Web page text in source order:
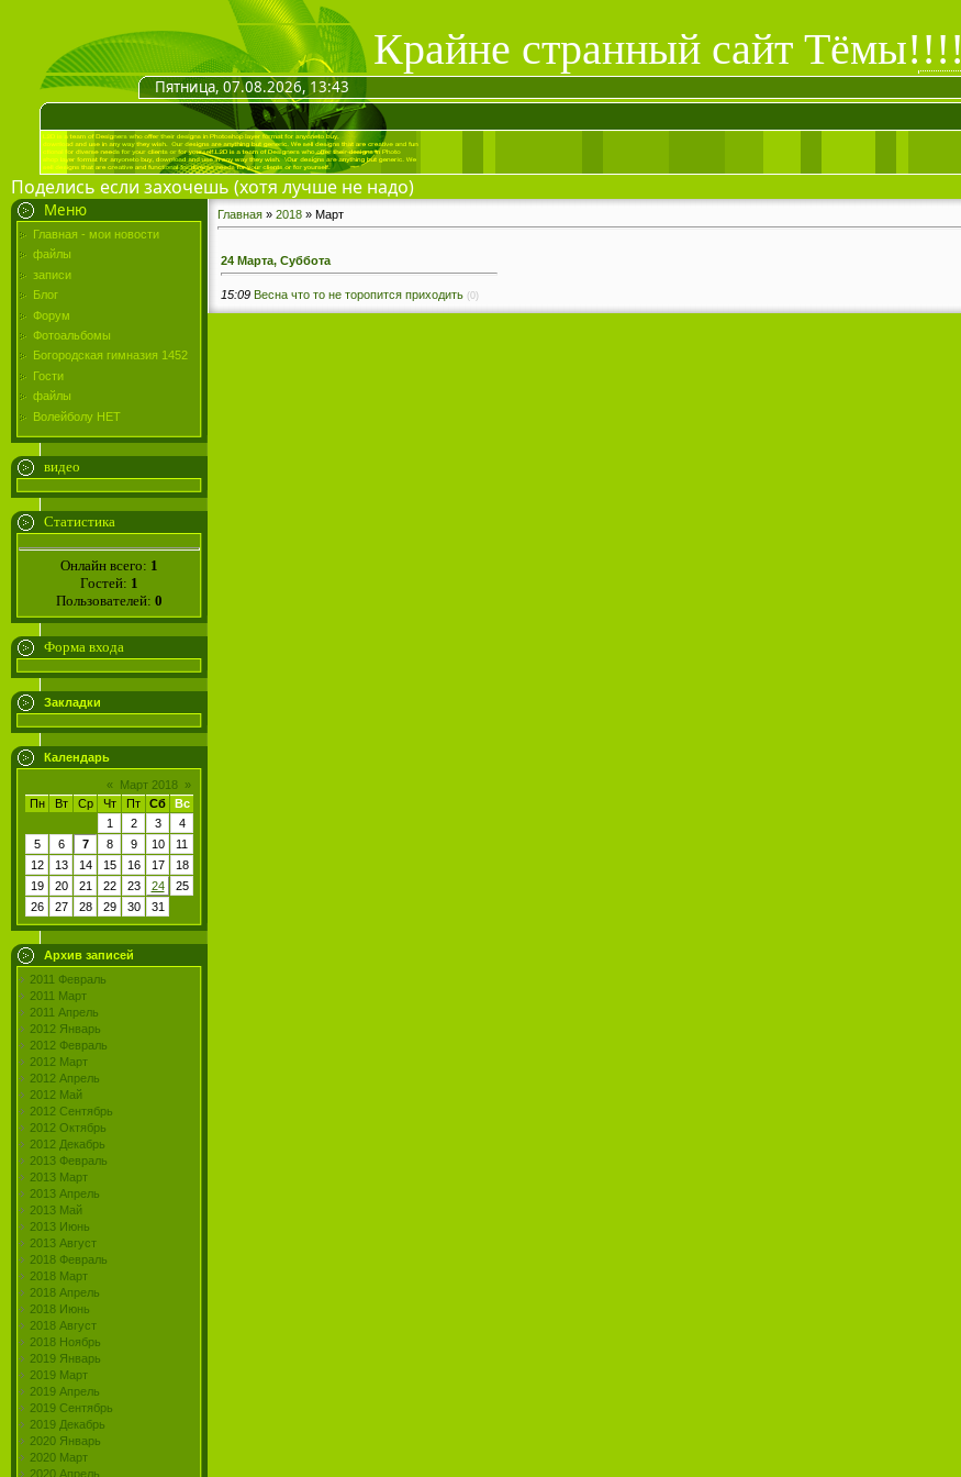
Крайне странный сайт Тёмы!!!!
Пятница, 07.08.2026, 13:43
Поделись если захочешь (хотя лучше не надо)
Меню
Главная - мои новости
файлы
записи
Блог
Форум
Фотоальбомы
Богородская гимназия 1452
Гости
файлы
Волейболу НЕТ
видео
Статистика
Онлайн всего: 1
Гостей: 1
Пользователей: 0
Форма входа
Закладки
Календарь
« Март 2018 »
Пн
Вт Ср Чт Пт Сб
Вс
1
2 3
4
5
6 7 8 9 10
11
12
13 14 15 16 17
18
19
20 21 22 23 24
25
26
27 28 29 30 31
Архив записей
2011 Февраль
2011 Март
2011 Апрель
2012 Январь
2012 Февраль
2012 Март
2012 Апрель
2012 Май
2012 Сентябрь
2012 Октябрь
2012 Декабрь
2013 Февраль
2013 Март
2013 Апрель
2013 Май
2013 Июнь
2013 Август
2018 Февраль
2018 Март
2018 Апрель
2018 Июнь
2018 Август
2018 Ноябрь
2019 Январь
2019 Март
2019 Апрель
2019 Сентябрь
2019 Декабрь
2020 Январь
2020 Март
2020 Апрель
Главная » 2018 » Март
24 Марта, Суббота
15:09 Весна что то не торопится приходить (0)